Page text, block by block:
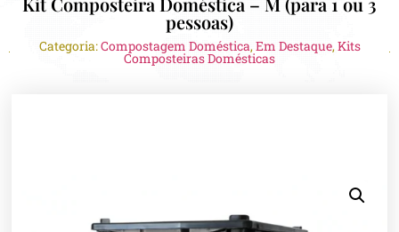
pessoas)
Categoria:Compostagem Doméstica, Em Destaque, Kits
Composteiras Domésticas